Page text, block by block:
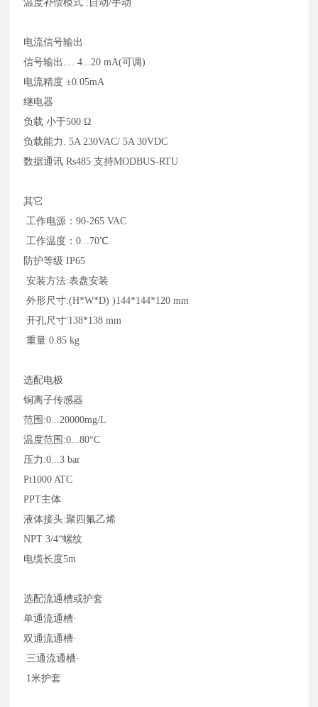
温度补偿模式 :自动/手动
电流信号输出
信号输出
.... 4...20 mA(可调)
电流精度 ±0.05mA
继电器
负载 小于500 Ω
负载能力
. 5A 230VAC/ 5A 30VDC
数据通讯 Rs485 支持MODBUS-RTU
其它
工作电源：90-265 VAC
工作温度：0...70℃
防护等级 IP65
安装方法:表盘安装
外形尺寸:(H*W*D) )144*144*120 mm
开孔尺寸'138*138 mm
重量 0.85 kg
选配电极
铜离子传感器
范围 :0...20000mg/L
温度范围 :0...80°C
压力 :0...3 bar
Pt1000 ATC
PPT主体
液体接头:聚四氟乙烯
NPT 3/4“螺纹
电缆长度5m
选配流通槽或护套
单通流通槽·
双通流通槽·
三通流通槽·
1米护套